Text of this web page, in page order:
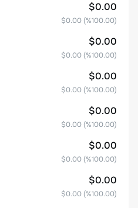
$0.00
$0.00 (%100.00)
$0.00
$0.00 (%100.00)
$0.00
$0.00 (%100.00)
$0.00
$0.00 (%100.00)
$0.00
$0.00 (%100.00)
$0.00
$0.00 (%100.00)